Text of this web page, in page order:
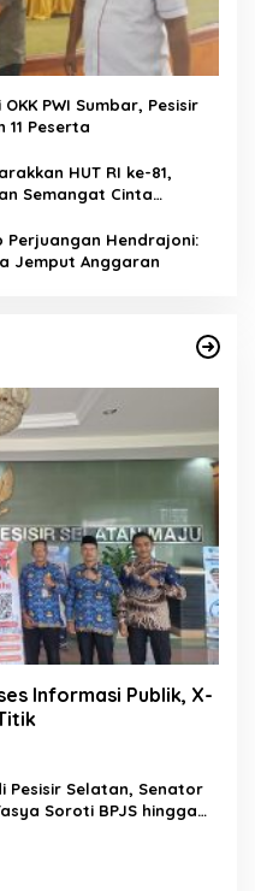
PWI Sumbar, Pesisir
Peserta
HUT RI ke-81,
Semangat Cinta
Perjuangan Hendrajoni:
Jemput Anggaran
Informasi Publik, X-
Pesisir Selatan, Senator
Soroti BPJS hingga